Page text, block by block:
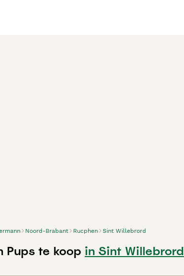
Noord-Brabant Rucphen Sint Willebrord
Pups te koop in Sint Willebrord